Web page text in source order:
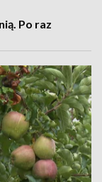
Po raz